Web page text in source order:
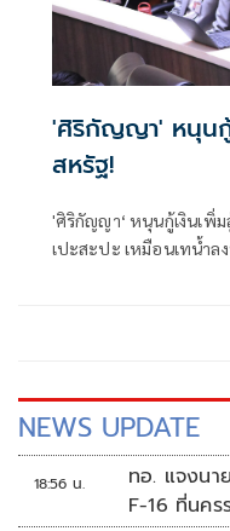
'ศิริกัญญา' หนุน
สหรัฐ!
'ศิริกัญญา‘ หนุนกู้เงินเพิ่
เปะสะปะ เหมือนเทน้ำ
NEWS UPDATE
18:56 น.
ทอ. แจงนา
F-16 ที่นคร